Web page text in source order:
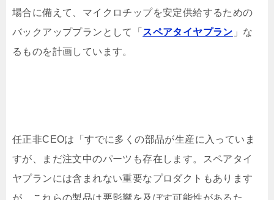
場合に備えて、マイクロチップを安定供給するための
バックアッププランとして「 スペアタイヤプラン 」な
るものを計画しています。
任正非CEOは「すでに多くの部品が生産に入っていま
すが、まだ注文中のパーツも存在します。スペアタイ
ヤプランには含まれない重要なプロダクトもあります
が、これらの製品は悪影響を及ぼす可能性があるた